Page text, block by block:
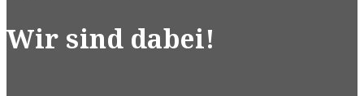
Wir sind dabei!